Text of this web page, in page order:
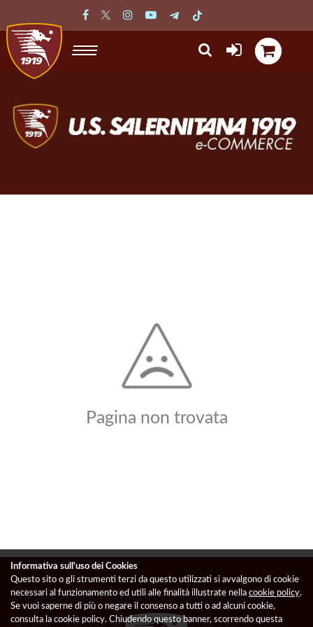
Pagina non trovata
Informativa sull'uso dei Cookies
Questo sito o gli strumenti terzi da questo utilizzati si avvalgono di cookie
necessari al funzionamento ed utili alle finalità illustrate nella cookie policy.
Se vuoi saperne di più o negare il consenso a tutti o ad alcuni cookie,
consulta la cookie policy. Chiudendo questo banner, scorrendo questa